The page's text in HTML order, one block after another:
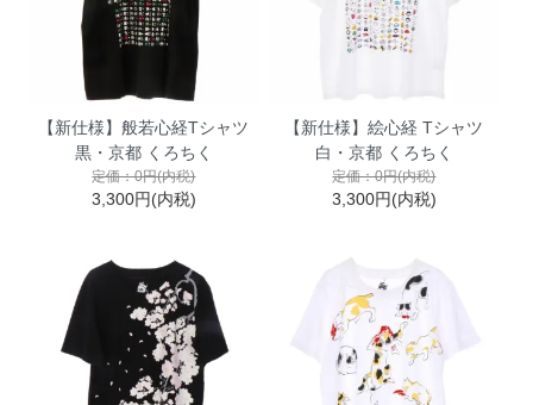
【新仕様】般若心経Tシャツ
黒・京都 くろちく
定価：0円(内税)
3,300円(内税)
【新仕様】絵心経 Tシャツ
白・京都 くろちく
定価：0円(内税)
3,300円(内税)